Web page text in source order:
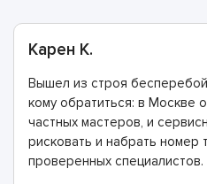
Карен К.
Вышел из строя
кому обратиться: в Москве
частных мастеров, и
рисковать и набрать
проверенных специалистов.